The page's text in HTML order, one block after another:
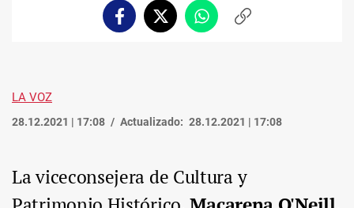
FacebookTwitterWhatsappCopiar
LA VOZ
28.12.2021 | 17:08 Actualizado: 28.12.2021 | 17:08
La viceconsejera de Cultura y